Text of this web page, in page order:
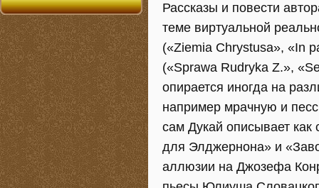
Рассказы и повести
теме виртуальной
(«Ziemia Chrystusa», «In
(«Sprawa Rudryka Z.»,
опирается иногда на
например мрачную и
сам Дукай описывает
для Элджернона» и
аллюзии на Джозефа